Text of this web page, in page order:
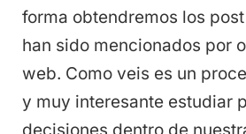
forma obtendremos los
han sido mencionados por
web. Como veis es un
y muy interesante estudiar
decisiones dentro de